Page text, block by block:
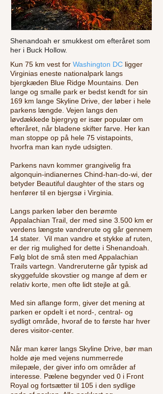
Shenandoah er smukkest om efteråret som
her i Buck Hollow.
Kun 75 km vest for Washington DC ligger
Virginias eneste nationalpark langs
bjergkæden Blue Ridge Mountains. Den
lange og smalle park er bedst kendt for sin
169 km lange Skyline Drive, der løber i hele
parkens længde. Vejen langs den
løvdækkede bjergryg er især populær om
efteråret, når bladene skifter farve. Her kan
man stoppe op på hele 75 vistapoints,
hvorfra man kan nyde udsigten.
Parkens navn kommer grangivelig fra
algonquin-indianernes Chind-han-do-wi, der
betyder Beautiful daughter of the stars og
henfører til en bjergsø i Virginia.
Langs parken løber den berømte
Appalachian Trail, der med sine 3.500 km er
verdens længste vandrerute og går gennem
14 stater. Vil man vandre et stykke af ruten,
er der rig mulighed for dette i Shenandoah.
Følg blot de små sten med Appalachian
Trails vartegn. Vandreruterne går typisk ad
skyggefulde skovstier og mange af dem er
relativ korte, men ofte lidt stejle at gå.
Med sin aflange form, giver det mening at
parken er opdelt i et nord-, central- og
sydligt område, hvoraf de to første har hver
deres visitor-center.
Når man kører langs Skyline Drive, bør man
holde øje med vejens nummerrede
milepæle, der giver info om områder af
interesse. Pælene begynder ved 0 i Front
Royal og fortsætter til 105 i den sydlige